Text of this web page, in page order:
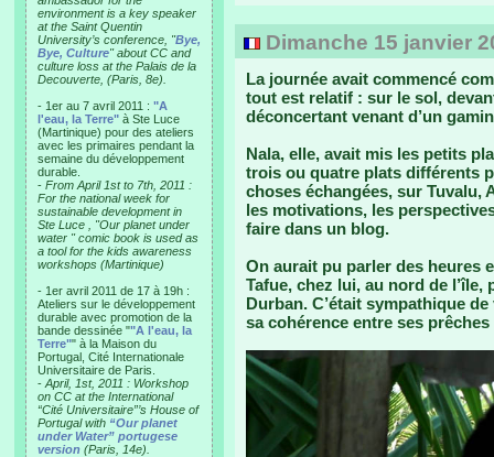
environment is a key speaker
at the Saint Quentin
University’s conference, "Bye,
Bye, Culture" about CC and
culture loss at the Palais de la
Decouverte, (Paris, 8e).
- 1er au 7 avril 2011 : "A
l'eau, la Terre" à Ste Luce
(Martinique) pour des ateliers
avec les primaires pendant la
semaine du développement
durable.
- From April 1st to 7th, 2011 :
For the national week for
sustainable development in
Ste Luce , "Our planet under
water " comic book is used as
a tool for the kids awareness
workshops (Martinique)
- 1er avril 2011 de 17 à 19h :
Ateliers sur le développement
durable avec promotion de la
bande dessinée ""A l'eau, la
Terre"" à la Maison du
Portugal, Cité Internationale
Universitaire de Paris.
- April, 1st, 2011 : Workshop
on CC at the International
“Cité Universitaire”’s House of
Portugal with “Our planet
under Water” portugese
version (Paris, 14e).
Dimanche 15 janvier
La journée avait commencé
tout est relatif : sur le sol,
déconcertant venant d’un
Nala, elle, avait mis les petits
trois ou quatre plats différents
choses échangées, sur Tuvalu,
les motivations, les
faire dans un blog.
On aurait pu parler des heures
Tafue, chez lui, au nord de
Durban. C’était sympathique
sa cohérence entre ses prêches